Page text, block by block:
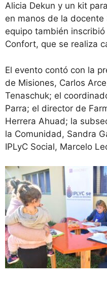
Alicia Dekun y un kit
en manos de la docente
equipo también
Confort, que se realiza
El evento contó con la
de Misiones, Carlos
Tenaschuk; el
Parra; el director de
Herrera Ahuad; la
la Comunidad, Sandra
IPLyC Social, Marcelo